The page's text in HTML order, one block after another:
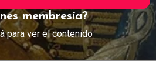
membresía?
para ver el contenido